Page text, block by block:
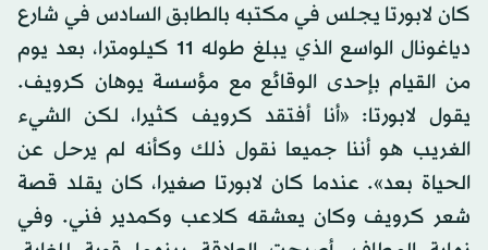
كان لابورتا يجلس في مكتبه بالطابق السادس في شارع
دياغونال الواسع الذي يبلغ طوله 11 كيلومترا، بعد يوم
من القيام بإحدى الوقائع مع مؤسسة يوهان كرويف.
يقول لابورتا: «أنا أفتقد كرويف كثيرا، لكن الشيء
الغريب هو أننا جميعا نقول ذلك وكأنه لم يرحل عن
الحياة بعد». عندما كان لابورتا صغيرا، كان يقلد قصة
شعر كرويف وكان يعشقه كلاعب وكمدير فني. وفي